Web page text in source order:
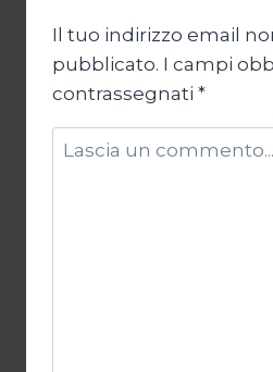
Il tuo indirizzo email
pubblicato. I campi
contrassegnati *